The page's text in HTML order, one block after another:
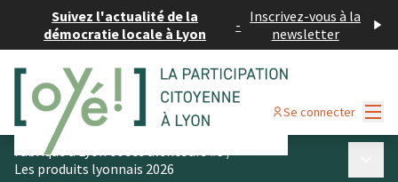
Suivez l'actualité de la
démocratie locale à Lyon
- Inscrivez-vous à la
newsletter
Se connecter
Fabriqué à Lyon et ses alentours #3/
Les produits lyonnais 2026